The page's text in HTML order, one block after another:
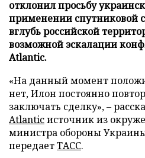
отклонил просьбу
применении спутниковой
вглубь российской
возможной эскалации
Atlantic.
«На данный момент
нет, Илон постоянно
заключать сделку», –
Atlanticисточник из
министра обороны
передаетТАСС.